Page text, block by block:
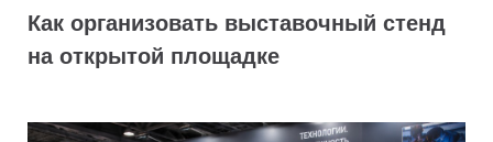
Как организовать выставочный стенд
на открытой площадке